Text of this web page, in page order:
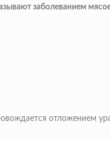
заболеванием
отложением